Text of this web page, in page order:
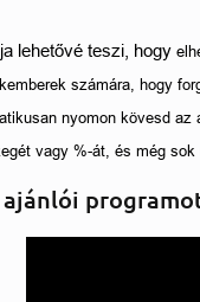
lehetővé teszi, hogy
számára, hogy
nyomon kövesd
vagy %-át, és még sok